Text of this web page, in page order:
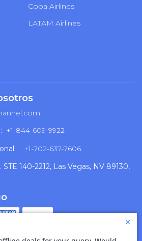
Copa Airlines
LATAM Airlines
+1-844-609-9922
:
+1-702-637-7606
140-2212, Las Vegas, NV 89130,